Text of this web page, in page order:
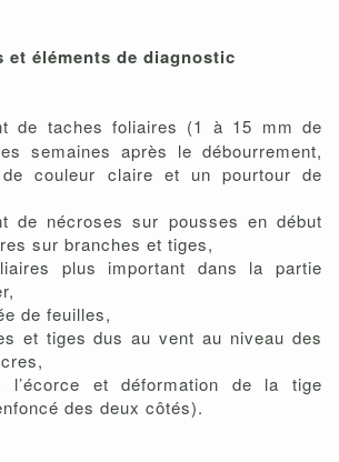
et éléments de diagnostic
de taches foliaires (1 à 15 mm de
semaines après le débourrement,
couleur claire et un pourtour de
de nécroses sur pousses en début
sur branches et tiges,
plus important dans la partie
de feuilles,
et tiges dus au vent au niveau des
l’écorce et déformation de la tige
des deux côtés).